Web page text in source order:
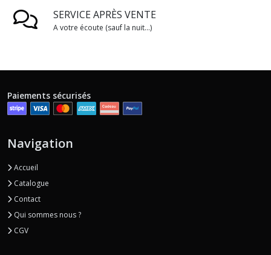
SERVICE APRÈS VENTE
A votre écoute (sauf la nuit...)
Paiements sécurisés
Navigation
Accueil
Catalogue
Contact
Qui sommes nous ?
CGV